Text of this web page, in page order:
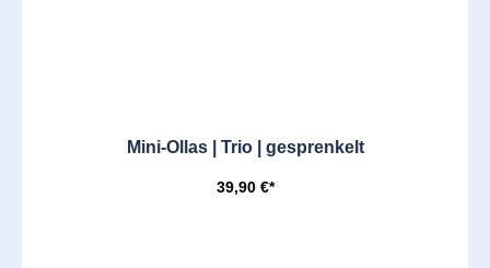
Mini-Ollas | Trio | gesprenkelt
39,90 €*